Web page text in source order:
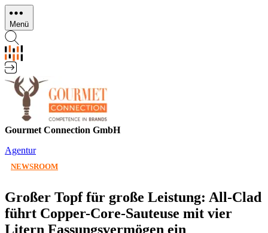
Direkt
zum
Inhalt
Menü
Gourmet Connection GmbH
Agentur
NEWSROOM
Großer Topf für große Leistung: All-Clad
führt Copper-Core-Sauteuse mit vier
Litern Fassungsvermögen ein